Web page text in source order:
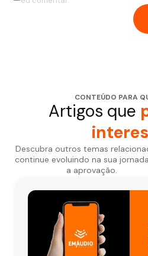
CONTEÚDO PARA
Artigos que
Descubra outros temas
continue evoluindo na sua
a aprovação.